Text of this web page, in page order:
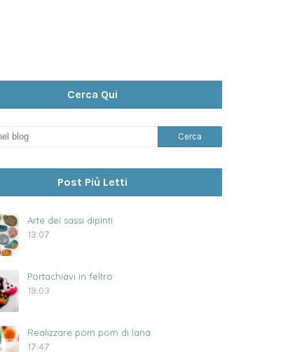
Cerca Qui
Post Più Letti
Arte dei sassi dipinti
13:07
Portachiavi in feltro
19:03
Realizzare pom pom di lana
17:47